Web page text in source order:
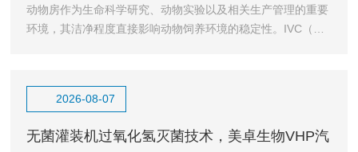
动物房作为生命科学研究、动物实验以及相关生产管理的重要
环境，其洁净程度直接影响动物饲养环境的稳定性。IVC（独
2026-08-07
无菌灌装机过氧化氢灭菌技术，美卓生物VHP汽